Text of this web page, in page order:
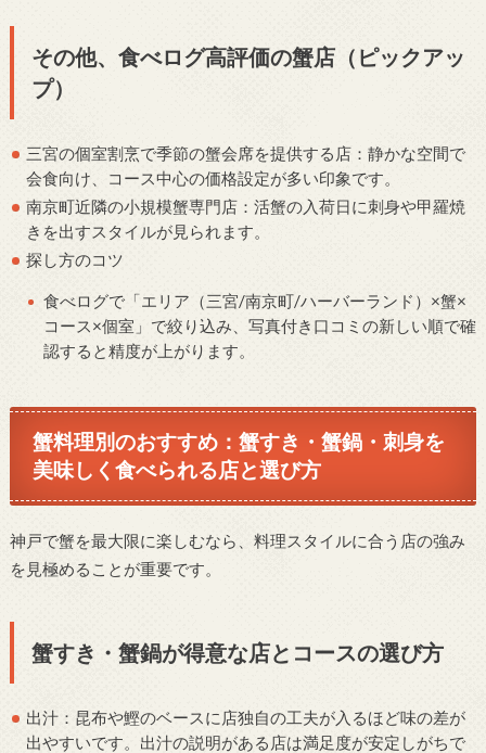
その他、食べログ高評価の蟹店（ピックアッ
プ）
三宮の個室割烹で季節の蟹会席を提供する店：静かな空間で
会食向け、コース中心の価格設定が多い印象です。
南京町近隣の小規模蟹専門店：活蟹の入荷日に刺身や甲羅焼
きを出すスタイルが見られます。
探し方のコツ
食べログで「エリア（三宮/南京町/ハーバーランド）×蟹×
コース×個室」で絞り込み、写真付き口コミの新しい順で確
認すると精度が上がります。
蟹料理別のおすすめ：蟹すき・蟹鍋・刺身を
美味しく食べられる店と選び方
神戸で蟹を最大限に楽しむなら、料理スタイルに合う店の強み
を見極めることが重要です。
蟹すき・蟹鍋が得意な店とコースの選び方
出汁：昆布や鰹のベースに店独自の工夫が入るほど味の差が
出やすいです。出汁の説明がある店は満足度が安定しがちで